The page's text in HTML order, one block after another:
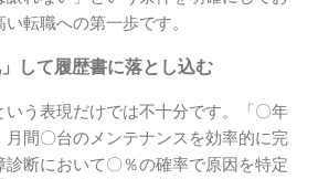
転職への第一歩です。
して履歴書に落とし込む
いう表現だけでは不十分です。「〇年
月間〇台のメンテナンスを効率的に完
断において〇％の確率で原因を特定